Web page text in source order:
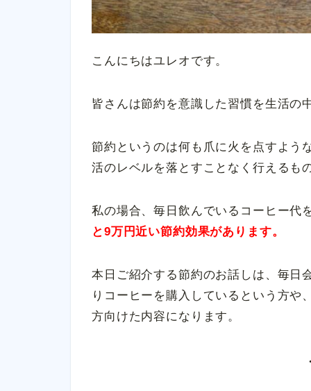
こんにちはユレオです。
皆さんは節約を意識した習慣を生活の
節約というのは何も爪に火を点すよう
活のレベルを落とすことなく行えるも
私の場合、毎日飲んでいるコーヒー代
と9万円近い節約効果があります。
本日ご紹介する節約のお話しは、毎日
りコーヒーを購入しているという方や
方向けた内容になります。